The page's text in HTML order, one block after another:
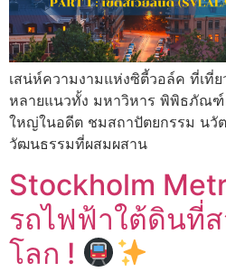
เสน่ห์ความงามแห่งซิตี้วอล์ค ที่เที่
หลายแนวทั้ง มหาวิหาร พิพิธภัณฑ์
ใหญ่ในอดีต ชมสถาปัตยกรรม นวั
วัฒนธรรมที่ผสมผสาน
Stockholm
รถไฟฟ้าใต้ดินที่
โลก !